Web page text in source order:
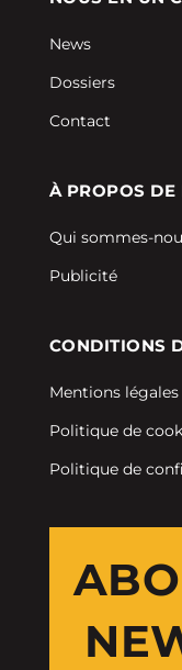
News
Dossiers
Contact
À PROPOS DE
Qui sommes-
Publicité
CONDITIONS
Mentions légales
Politique de
Politique de